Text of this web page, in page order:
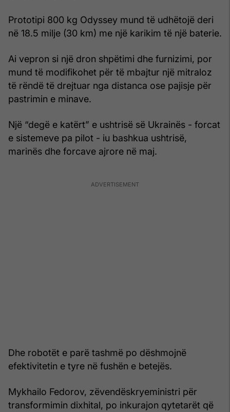
Prototipi 800 kg Odyssey mund të udhëtojë deri
në 18.5 milje (30 km) me një karikim të një baterie.
Ai vepron si një dron shpëtimi dhe furnizimi, por
mund të modifikohet për të mbajtur një mitraloz
të rëndë të drejtuar nga distanca ose pajisje për
pastrimin e minave.
Një “degë e katërt” e ushtrisë së Ukrainës - forcat
e sistemeve pa pilot - iu bashkua ushtrisë,
marinës dhe forcave ajrore në maj.
Dhe robotët e parë tashmë po dëshmojnë
efektivitetin e tyre në fushën e betejës.
Mykhailo Fedorov, zëvendëskryeministri për
transformimin dixhital, po inkurajon qytetarët që